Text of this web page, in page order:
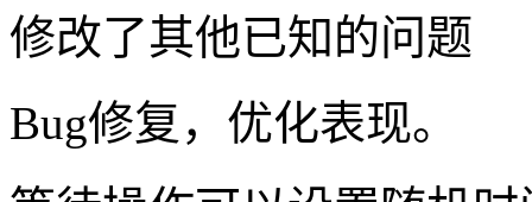
修改了其他已知的问题
Bug修复，优化表现。